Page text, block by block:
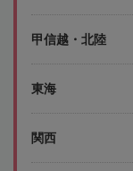
甲信越・北陸
東海
関西